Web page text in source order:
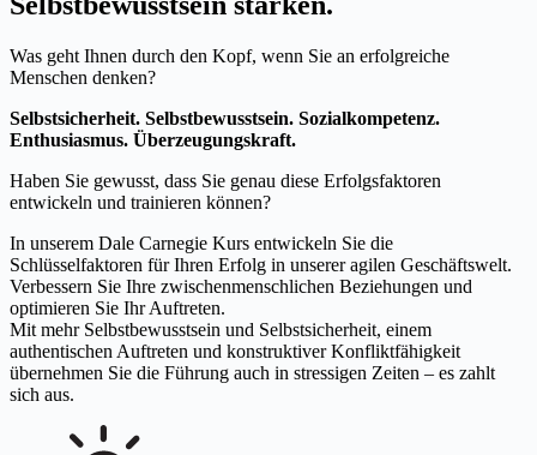
Was geht Ihnen durch den Kopf, wenn Sie an erfolgreiche
Menschen denken?
Selbstsicherheit. Selbstbewusstsein. Sozialkompetenz.
Enthusiasmus. Überzeugungskraft.
Haben Sie gewusst, dass Sie genau diese Erfolgsfaktoren
entwickeln und trainieren können?
In unserem Dale Carnegie Kurs entwickeln Sie die
Schlüsselfaktoren für Ihren Erfolg in unserer agilen Geschäftswelt.
Verbessern Sie Ihre zwischenmenschlichen Beziehungen und
optimieren Sie Ihr Auftreten.
Mit mehr Selbstbewusstsein und Selbstsicherheit, einem
authentischen Auftreten und konstruktiver Konfliktfähigkeit
übernehmen Sie die Führung auch in stressigen Zeiten – es zahlt
sich aus.